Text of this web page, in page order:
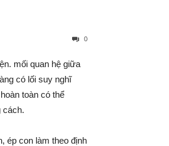
0
mối quan hệ giữa
có lối suy nghĩ
toàn có thể
cách.
ép con làm theo định